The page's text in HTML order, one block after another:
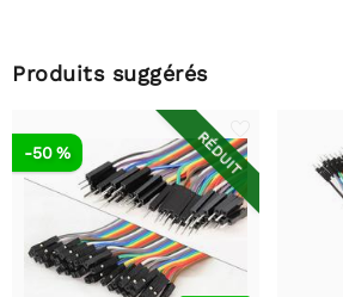
Produits suggérés
RÉDUIT
-50 %